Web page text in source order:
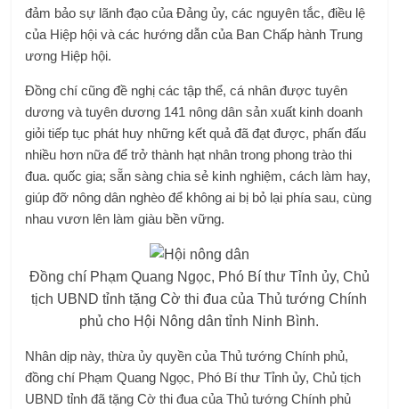
đảm bảo sự lãnh đạo của Đảng ủy, các nguyên tắc, điều lệ
của Hiệp hội và các hướng dẫn của Ban Chấp hành Trung
ương Hiệp hội.
Đồng chí cũng đề nghị các tập thể, cá nhân được tuyên
dương và tuyên dương 141 nông dân sản xuất kinh doanh
giỏi tiếp tục phát huy những kết quả đã đạt được, phấn đấu
nhiều hơn nữa để trở thành hạt nhân trong phong trào thi
đua. quốc gia; sẵn sàng chia sẻ kinh nghiệm, cách làm hay,
giúp đỡ nông dân nghèo để không ai bị bỏ lại phía sau, cùng
nhau vươn lên làm giàu bền vững.
Đồng chí Phạm Quang Ngọc, Phó Bí thư Tỉnh ủy, Chủ
tịch UBND tỉnh tặng Cờ thi đua của Thủ tướng Chính
phủ cho Hội Nông dân tỉnh Ninh Bình.
Nhân dịp này, thừa ủy quyền của Thủ tướng Chính phủ,
đồng chí Phạm Quang Ngọc, Phó Bí thư Tỉnh ủy, Chủ tịch
UBND tỉnh đã tặng Cờ thi đua của Thủ tướng Chính phủ